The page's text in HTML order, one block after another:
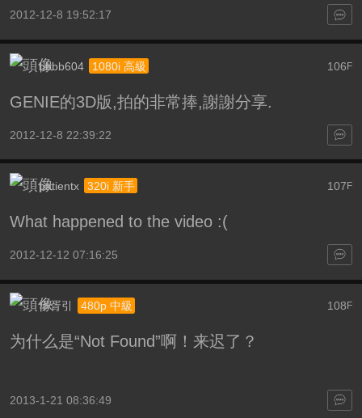
2012-12-8 19:52:17
106 F
bbbb604 1080i 高級
GENIE的3D版,拍的非常捧,謝謝分享.
2012-12-8 22:39:22
107 F
patientx 320i 新手
What happened to the video :(
2012-12-12 07:16:25
108 F
华胥引 480p 中級
为什么是“Not Found”啊！来迟了？
2013-1-21 08:36:49